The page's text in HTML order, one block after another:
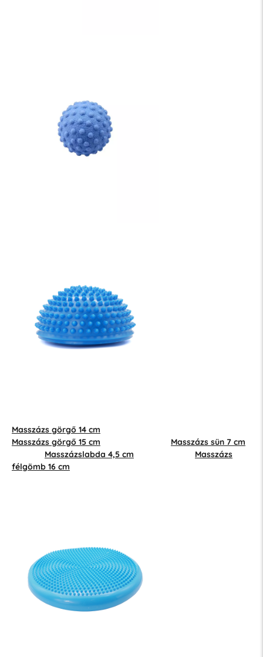
Masszázs görgő 14 cm
Masszázs görgő 15 cm
Masszázs sün 7 cm
Masszázslabda 4,5 cm
Masszázs
félgömb 16 cm